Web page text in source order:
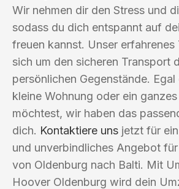
Wir nehmen dir den Stress und
sodass du dich entspannt auf
freuen kannst. Unser erfahrenes
sich um den sicheren Transport
persönlichen Gegenstände.
kleine Wohnung oder ein
möchtest, wir haben das
dich. Kontaktiere uns jetzt für
und unverbindliches Angebot
von Oldenburg nach Balti. Mit
Hoover Oldenburg wird dein